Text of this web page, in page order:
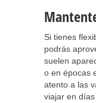
Si tienes
podrás
suelen
o en épocas
atento a las
viajar en